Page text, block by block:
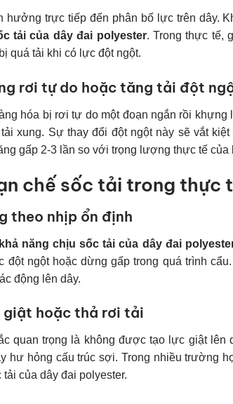
hưởng trực tiếp đến phân bố lực trên dây.
tải của dây đai polyester. Trong thực tế,
quá tải khi có lực đột ngột.
rơi tự do hoặc tăng tải đột
hóa bị rơi tự do một đoạn ngắn rồi
xung. Sự thay đổi đột ngột này sẽ vắt kiệt
gấp 2-3 lần so với trọng lượng thực tế của
chế sốc tải trong thực
theo nhịp ổn định
khả năng chịu sốc tải của dây đai
đột ngột hoặc dừng gấp trong quá trình
động lên dây.
giật hoặc thả rơi tải
quan trọng là không được tạo lực giật lên
hư hỏng cấu trúc sợi. Trong nhiều trường
tải của dây đai polyester.